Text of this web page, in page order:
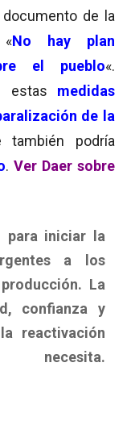
de la
No hay plan
el pueblo«.
estas medidas
de la
también podría
. Ver Daer sobre
para iniciar la
a los
La
confianza y
reactivación